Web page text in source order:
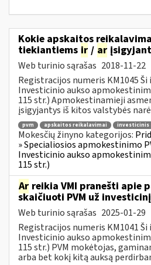
Kokie apskaitos
tiekiantiems ir / ar
Web turinio sąrašas 2018-11-22
Registracijos numeris KM1045
Investicinio aukso
115 str.) Apmokestinamieji
įsigyjantys iš kitos valstybės
pvm apskaitos reikalavimai investicinis
Mokesčių žinyno kategorijos:
» Specialiosios apmokestinimo
Investicinio aukso
115 str.)
Ar reikia VMI pranešti apie
skaičiuoti PVM už
Web turinio sąrašas 2025-01-29
Registracijos numeris KM1041
Investicinio aukso
115 str.) PVM mokėtojas,
arba bet kokį kitą auksą